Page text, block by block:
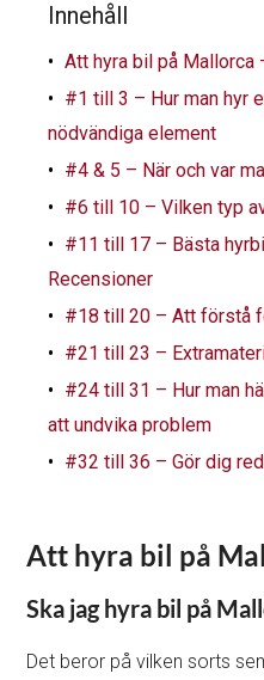
Innehåll
Att hyra bil på Mallorca
#1 till 3 – Hur man hyr
nödvändiga element
#4 & 5 – När och var
#6 till 10 – Vilken typ
#11 till 17 – Bästa
Recensioner
#18 till 20 – Att förstå
#21 till 23 –
#24 till 31 – Hur man
att undvika problem
#32 till 36 – Gör dig
Att hyra bil på
Ska jag hyra bil på
Det beror på vilken sorts